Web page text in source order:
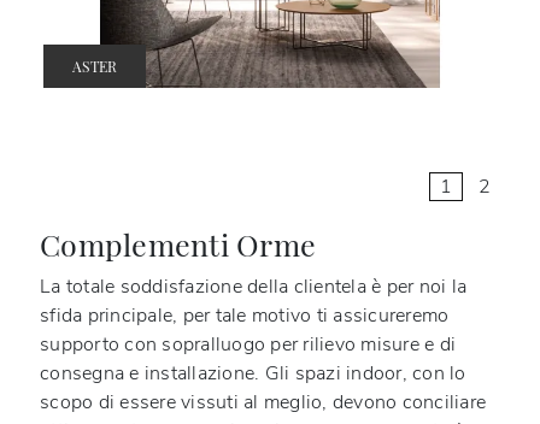
ASTER
1 2
Complementi Orme
La totale soddisfazione della clientela è per noi la
sfida principale, per tale motivo ti assicureremo
supporto con sopralluogo per rilievo misure e di
consegna e installazione. Gli spazi indoor, con lo
scopo di essere vissuti al meglio, devono conciliare